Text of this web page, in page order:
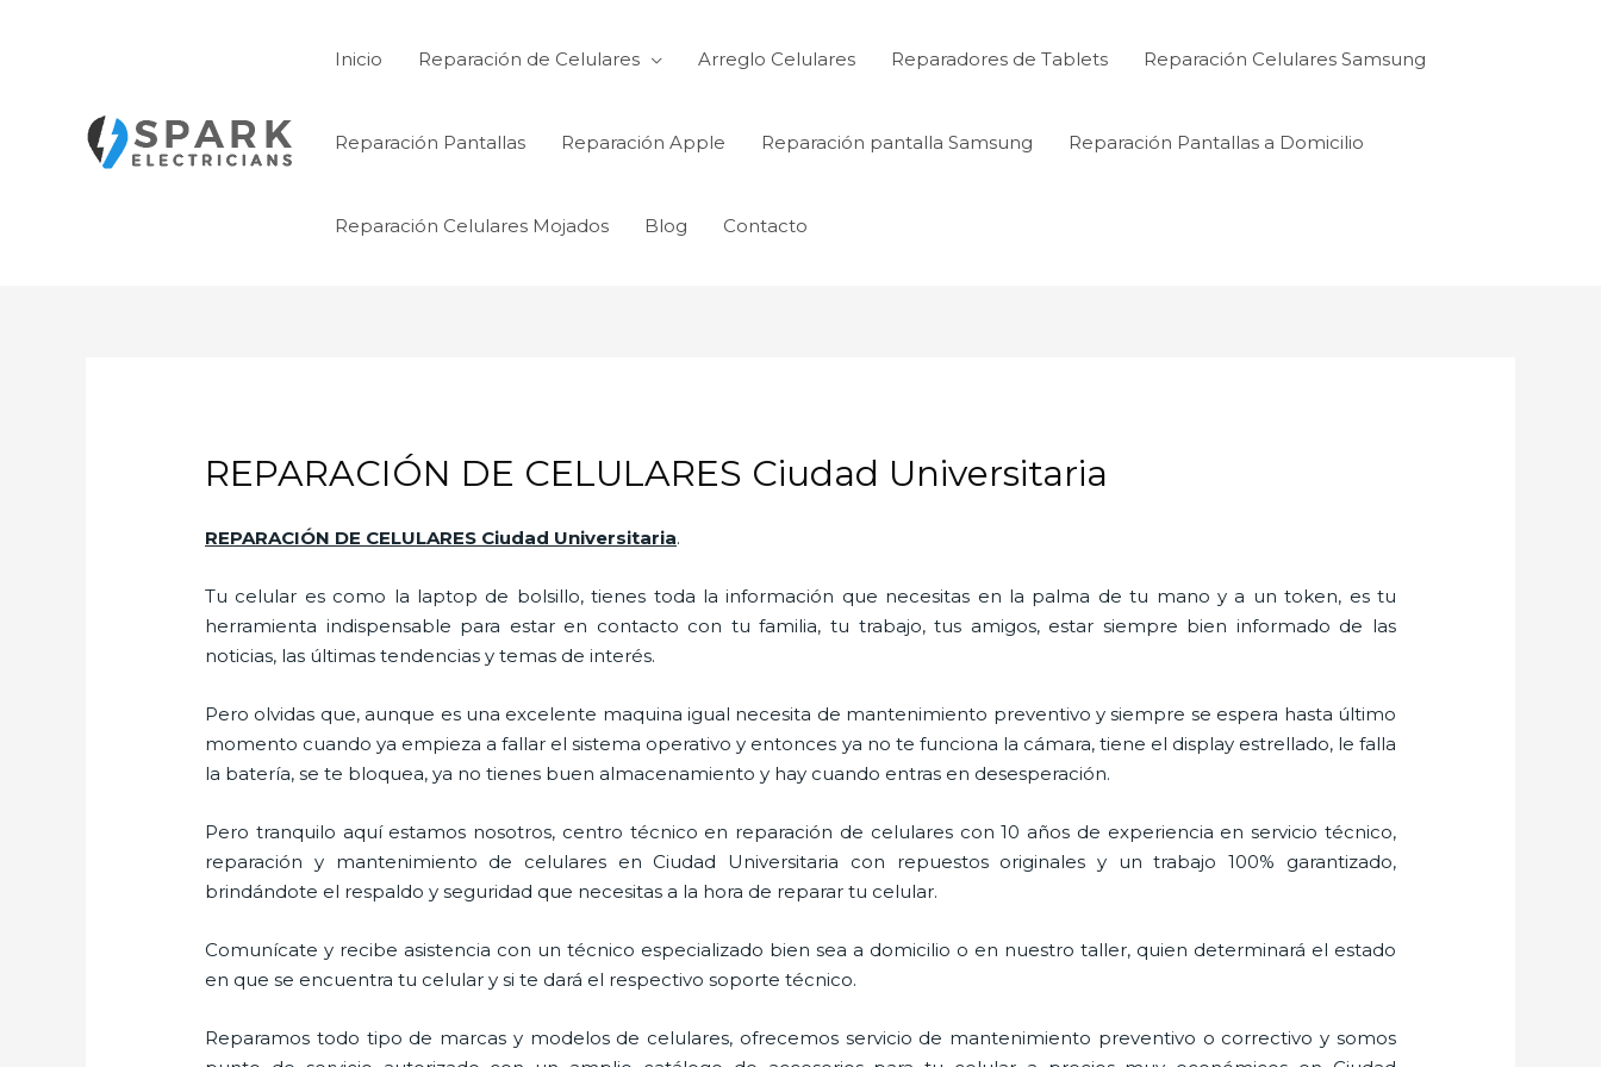
Inicio Reparación de Celulares Arreglo Celulares Reparadores de Tablets Reparación Celulares Samsung
Reparación Pantallas Reparación Apple Reparación pantalla Samsung Reparación Pantallas a Domicilio
Reparación Celulares Mojados Blog Contacto
REPARACIÓN DE CELULARES Ciudad Universitaria
REPARACIÓN DE CELULARES Ciudad Universitaria.
Tu celular es como la laptop de bolsillo, tienes toda la información que necesitas en la palma de tu mano y a un token, es tu
herramienta indispensable para estar en contacto con tu familia, tu trabajo, tus amigos, estar siempre bien informado de las
noticias, las últimas tendencias y temas de interés.
Pero olvidas que, aunque es una excelente maquina igual necesita de mantenimiento preventivo y siempre se espera hasta último
momento cuando ya empieza a fallar el sistema operativo y entonces ya no te funciona la cámara, tiene el display estrellado, le falla
la batería, se te bloquea, ya no tienes buen almacenamiento y hay cuando entras en desesperación.
Pero tranquilo aquí estamos nosotros, centro técnico en reparación de celulares con 10 años de experiencia en servicio técnico,
reparación y mantenimiento de celulares en Ciudad Universitaria con repuestos originales y un trabajo 100% garantizado,
brindándote el respaldo y seguridad que necesitas a la hora de reparar tu celular.
Comunícate y recibe asistencia con un técnico especializado bien sea a domicilio o en nuestro taller, quien determinará el estado
en que se encuentra tu celular y si te dará el respectivo soporte técnico.
Reparamos todo tipo de marcas y modelos de celulares, ofrecemos servicio de mantenimiento preventivo o correctivo y somos